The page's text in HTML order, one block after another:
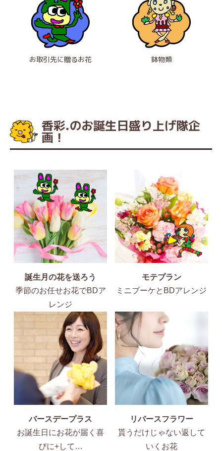
お取引先に贈るお花 鉢物類
香彩.のお誕生日盛り上げ隊企
画！
誕生月の花を送ろう
季節のお任せお花でBDア
レンジ
モテプラン
ミニブーケとBDアレンジ
バースデープラス
お誕生日にお花が届く喜
びに+して…
リバースフラワー
貰うだけじゃない返して
いくお花